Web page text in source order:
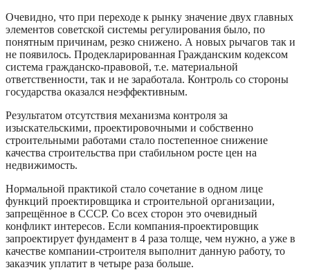
Очевидно, что при переходе к рынку значение двух главных
элементов советской системы регулирования было, по
понятным причинам, резко снижено. А новых рычагов так и
не появилось. Продекларированная Гражданским кодексом
система гражданско-правовой, т.е. материальной
ответственности, так и не заработала. Контроль со стороны
государства оказался неэффективным.
Результатом отсутствия механизма контроля за
изыскательскими, проектировочными и собственно
строительными работами стало постепенное снижение
качества строительства при стабильном росте цен на
недвижимость.
Нормальной практикой стало сочетание в одном лице
функций проектировщика и строительной организации,
запрещённое в СССР. Со всех сторон это очевидный
конфликт интересов. Если компания-проектировщик
запроектирует фундамент в 4 раза толще, чем нужно, а уже в
качестве компании-строителя выполнит данную работу, то
заказчик уплатит в четыре раза больше.